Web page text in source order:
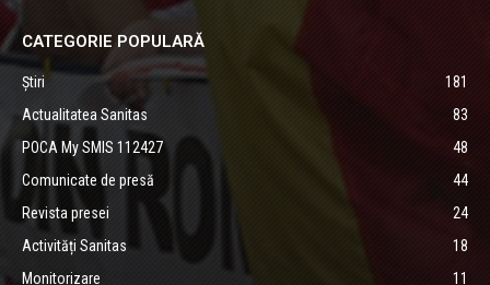
CATEGORIE POPULARĂ
Știri
181
Actualitatea Sanitas
83
POCA My SMIS 112427
48
Comunicate de presă
44
Revista presei
24
Activități Sanitas
18
Monitorizare
11